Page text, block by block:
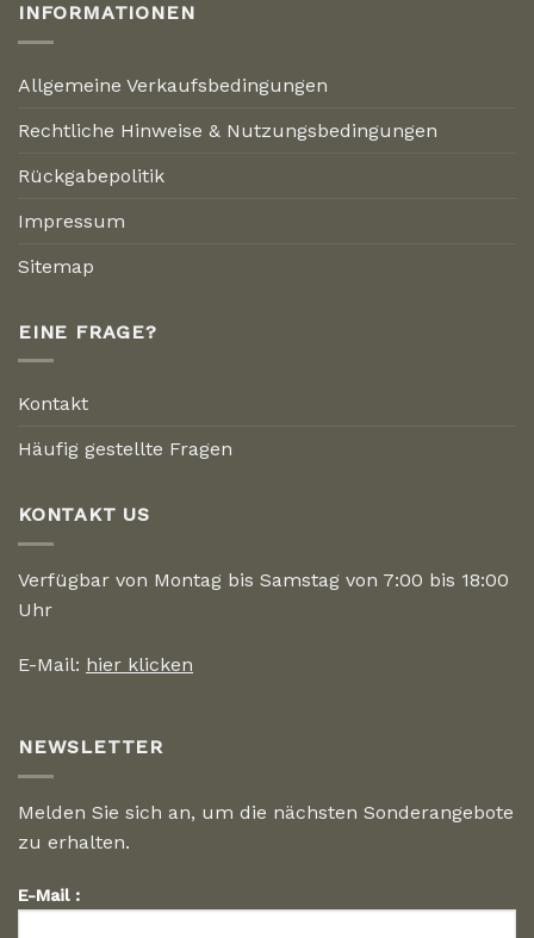
INFORMATIONEN
Allgemeine Verkaufsbedingungen
Rechtliche Hinweise & Nutzungsbedingungen
Rückgabepolitik
Impressum
Sitemap
EINE FRAGE?
Kontakt
Häufig gestellte Fragen
KONTAKT US
Verfügbar von Montag bis Samstag von 7:00 bis 18:00
Uhr
E-Mail: hier klicken
NEWSLETTER
Melden Sie sich an, um die nächsten Sonderangebote
zu erhalten.
E-Mail :